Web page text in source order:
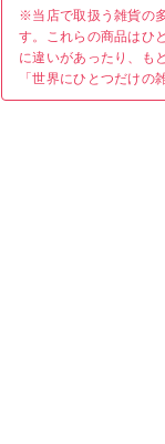
※当店で取扱う雑貨の
す。これらの商品はひ
に違いがあったり、も
「世界にひとつだけの